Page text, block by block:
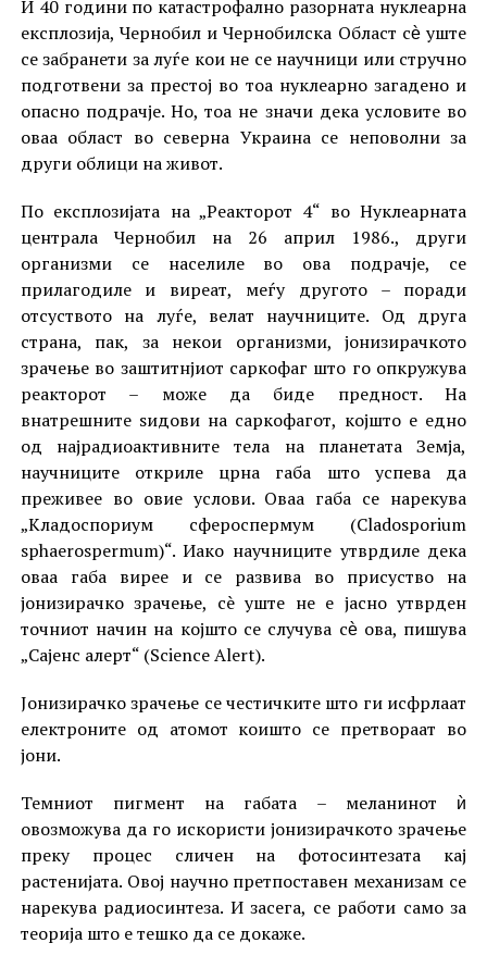
И 40 години по катастрофално разорната нуклеарна
експлозија, Чернобил и Чернобилска Област сѐ уште
се забранети за луѓе кои не се научници или стручно
подготвени за престој во тоа нуклеарно загадено и
опасно подрачје. Но, тоа не значи дека условите во
оваа област во северна Украина се неповолни за
други облици на живот.
По експлозијата на „Реакторот 4“ во Нуклеарната
централа Чернобил на 26 април 1986., други
организми се населиле во ова подрачје, се
прилагодиле и виреат, меѓу другото – поради
отсуството на луѓе, велат научниците. Од друга
страна, пак, за некои организми, јонизирачкото
зрачење во заштитнјиот саркофаг што го опкружува
реакторот – може да биде предност. На
внатрешните ѕидови на саркофагот, којшто е едно
од најрадиоактивните тела на планетата Земја,
научниците откриле црна габа што успева да
преживее во овие услови. Оваа габа се нарекува
„Кладоспориум сфероспермум (Cladosporium
sphaerospermum)“. Иако научниците утврдиле дека
оваа габа вирее и се развива во присуство на
јонизирачко зрачење, сè уште не е јасно утврден
точниот начин на којшто се случува сѐ ова, пишува
„Сајенс алерт“ (Science Alert).
Јонизирачко зрачење се честичките што ги исфрлаат
електроните од атомот коишто се претвораат во
јони.
Темниот пигмент на габата – меланинот ѝ
овозможува да го искористи јонизирачкото зрачење
преку процес сличен на фотосинтезата кај
растенијата. Овој научно претпоставен механизам се
нарекува радиосинтеза. И засега, се работи само за
теорија што е тешко да се докаже.